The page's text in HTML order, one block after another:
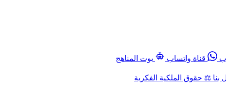
قناة واتساب
بوت المناهج
بنا ⚖️ حقوق الملكية الفكرية